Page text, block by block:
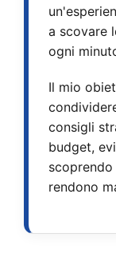
a scovare
ogni
Il mio
consigli
budget,
rendono